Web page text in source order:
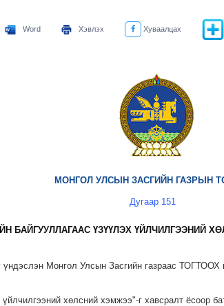
Word Хэвлэх Хуваалцах
МОНГОЛ УЛСЫН ЗАСГИЙН ГАЗРЫН
Дугаар 151
БАЙГУУЛЛАГААС ҮЗҮҮЛЭХ ҮЙЛЧИЛГЭЭНИЙ
Монгол Улсын Засгийн газраас ТОГТООХ
хөлсний хэмжээ"-г хавсралт ёсоор